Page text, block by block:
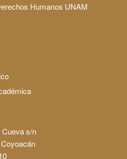
Humanos UNAM
s/n